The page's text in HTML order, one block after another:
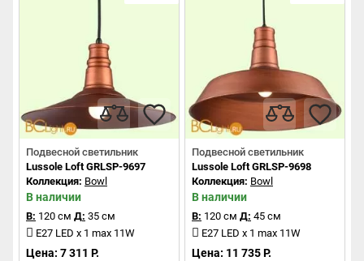
Подвесной светильник
Lussole Loft GRLSP-9697
Коллекция: Bowl
В наличии
В: 120 см Д: 35 см
E27 LED x 1 max 11W
Цена: 7 311 Р.
Подвесной светильник
Lussole Loft GRLSP-9698
Коллекция: Bowl
В наличии
В: 120 см Д: 45 см
E27 LED x 1 max 11W
Цена: 11 735 Р.